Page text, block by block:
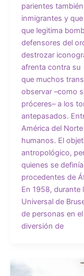
parientes
inmigrantes y
que legitima
defensores del
destrozar
afrenta contra su
que muchos
observar –como
próceres– a los
antepasados.
América del
humanos. El
antropológico,
quienes se
procedentes de
En 1958, durante
Universal de
de personas en
diversión de